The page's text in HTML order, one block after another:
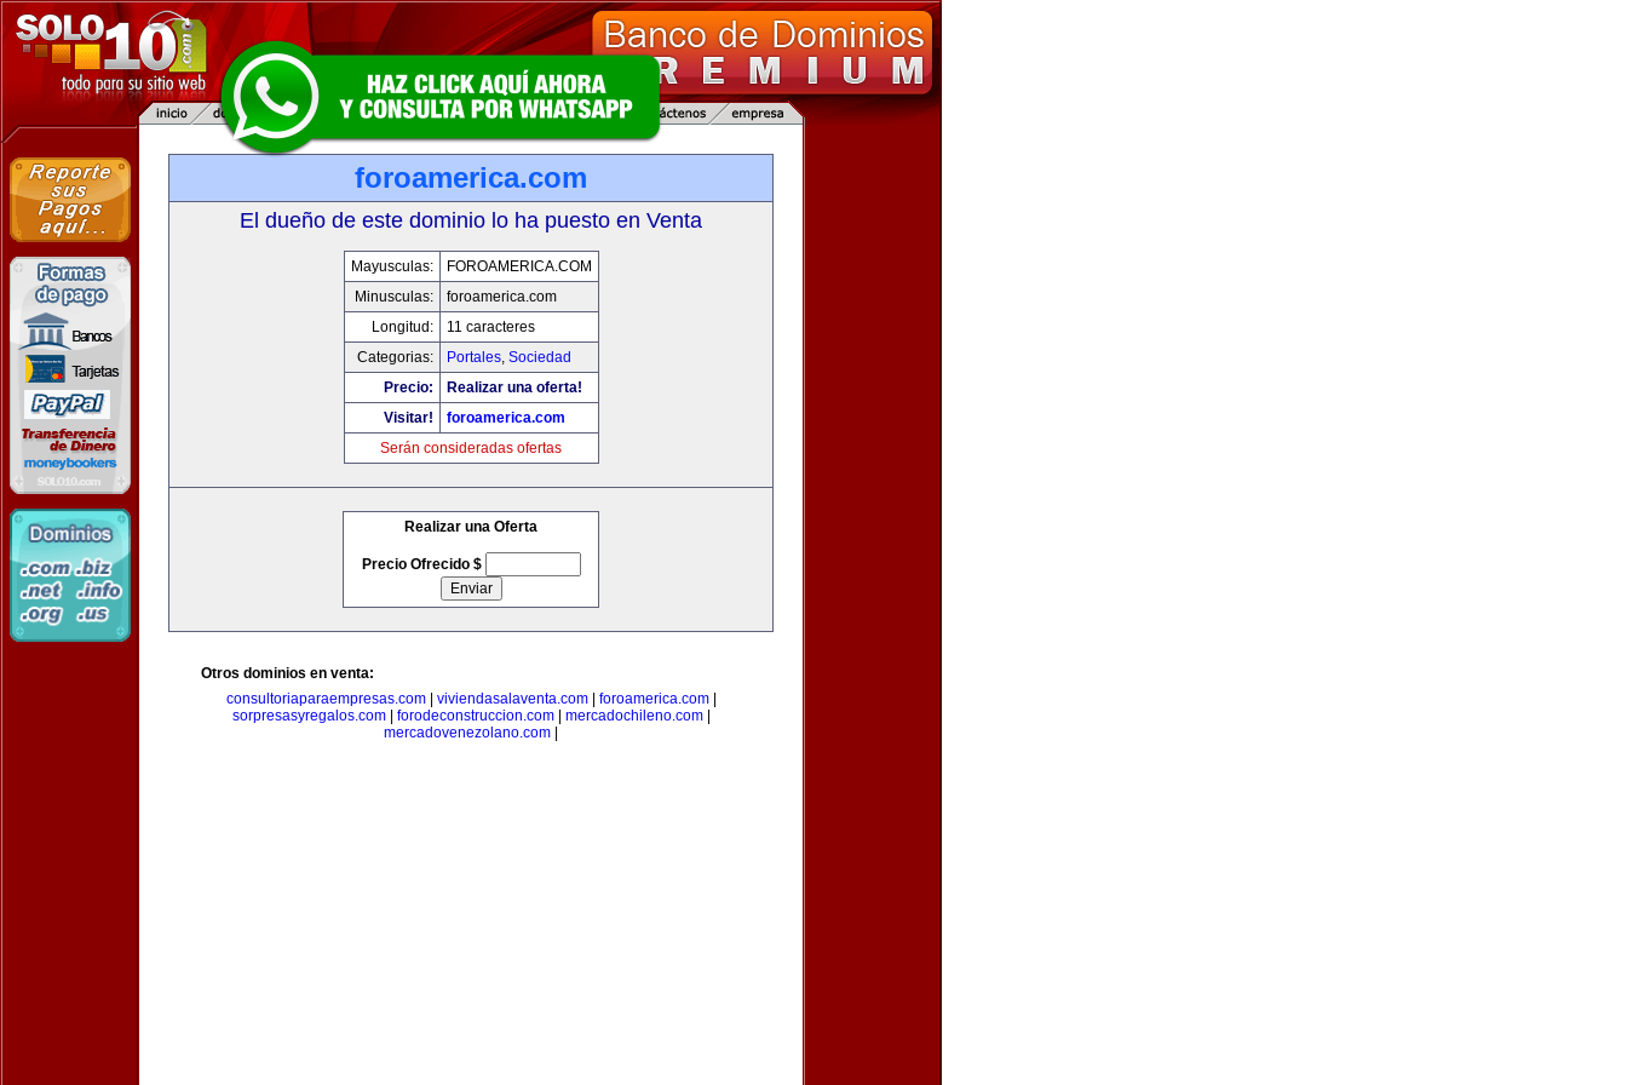
foroamerica.com
El dueño de este dominio lo ha puesto en Venta
Mayusculas:
FOROAMERICA.COM
Minusculas:
foroamerica.com
Longitud:
11 caracteres
Categorias:
Portales, Sociedad
Precio:
Realizar una oferta!
Visitar!
foroamerica.com
Serán consideradas ofertas
Realizar una Oferta
Precio Ofrecido $
Otros dominios en venta:
consultoriaparaempresas.com| viviendasalaventa.com| foroamerica.com|
sorpresasyregalos.com| forodeconstruccion.com| mercadochileno.com|
mercadovenezolano.com